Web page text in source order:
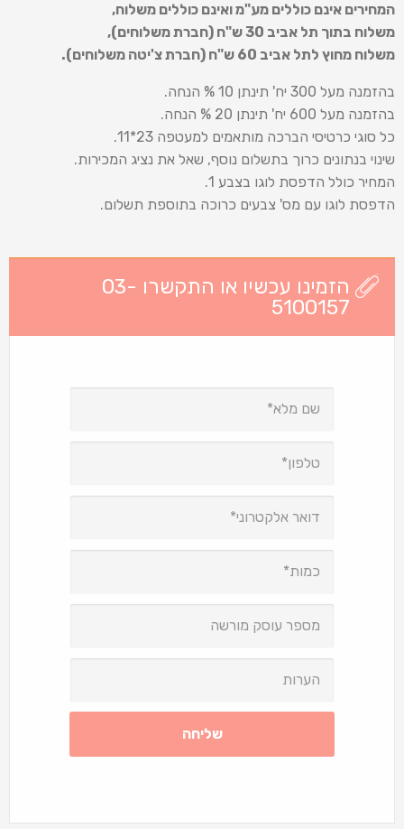
המחירים אינם כוללים מע"מ ואינם כוללים משלוח,
משלוח בתוך תל אביב 30 ש
"ח (חברת משלוחים),
משלוח מחוץ לתל אביב 60 ש
"ח (חברת צ'יטה משלוחים).
בהזמנה מעל 300 יח' תינתן 10 % הנחה.
בהזמנה מעל 600 יח' תינתן 20 % הנחה.
כל סוגי כרטיסי הברכה מותאמים למעטפה 23*11.
שינוי בנתונים כרוך בתשלום נוסף, שאל את נציג המכירות.
המחיר כולל הדפסת לוגו בצבע 1.
הדפסת לוגו עם מס' צבעים כרוכה בתוספת תשלום.
הזמינו עכשיו או התקשרו 03-
5100157